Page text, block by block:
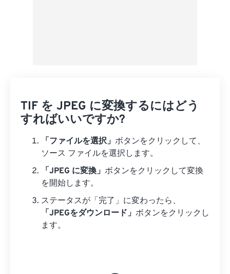
TIF を JPEG に変換するにはどう
すればいいですか?
「ファイルを選択」 ボタンをクリックして、
ソース ファイルを選択します。
「JPEG に変換」 ボタンをクリックして変換
を開始します。
ステータスが「完了」に変わったら、
「JPEGをダウンロード」 ボタンをクリックし
ます。